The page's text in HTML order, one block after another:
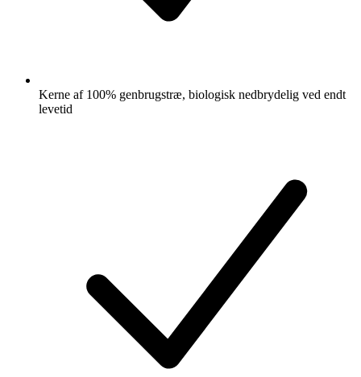
Kerne af 100% genbrugstræ, biologisk nedbrydelig ved endt
levetid